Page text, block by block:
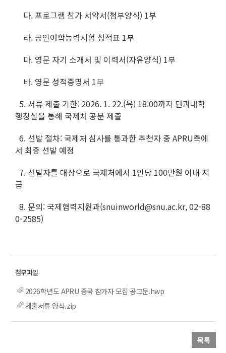
다. 프로그램 참가 서약서(첨부양식) 1부
라. 공인어학능력시험 성적표 1부
마. 영문 자기 소개서 및 이력서(자유양식) 1부
바. 영문 성적증명서 1부
5. 서류 제출 기한: 2026. 1. 22.(목) 18:00까지 단과대학
행정실을 통해 국제처 공문 제출
6. 선발 절차: 국제처 심사를 통과한 추천자 중 APRU측에
서 최종 선발 예정
7. 선발자를 대상으로 국제처에서 1인당 100만원 이내 지
급
8. 문의: 국제협력지원과(snuinworld@snu.ac.kr, 02-88
0-2585)
2026학년도 APRU 중국 참가자 모집 공고문.hwp
제출서류 양식.zip
목록